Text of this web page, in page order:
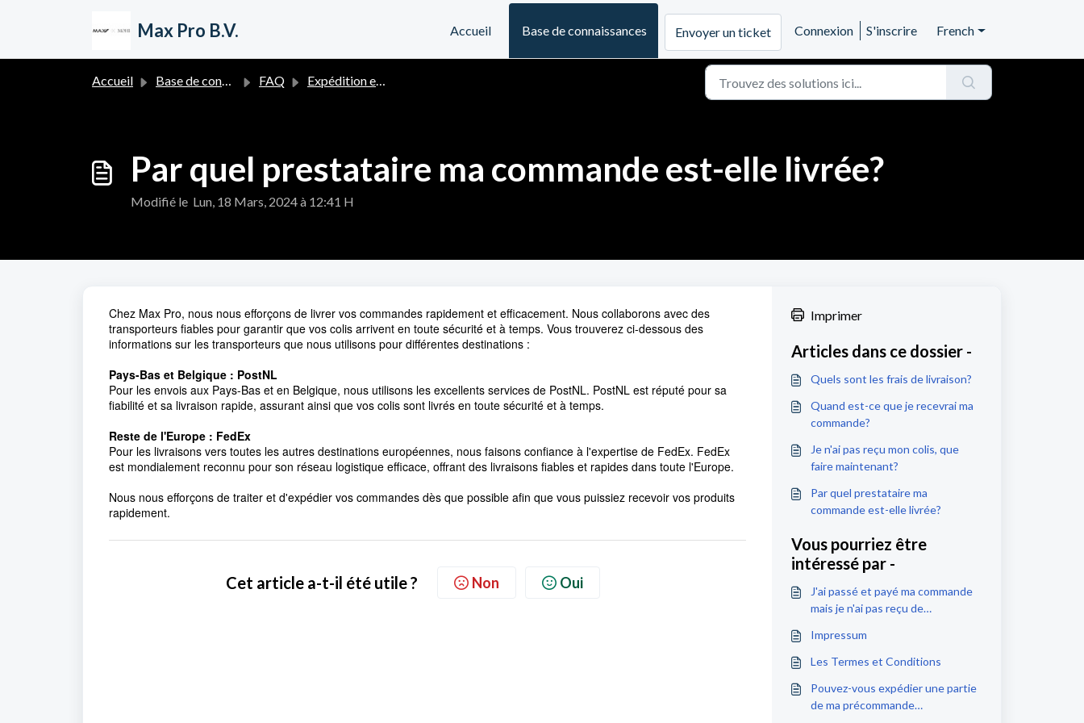
Max Pro B.V. Accueil Base de connaissances Envoyer un ticket Connexion S'inscrire French
Accueil Base de connaissances FAQ Expédition et Livraison
Par quel prestataire ma commande est-elle livrée?
Modifié le Lun, 18 Mars, 2024 à 12:41 H
Chez Max Pro, nous nous efforçons de livrer vos commandes rapidement et efficacement. Nous collaborons avec des
transporteurs fiables pour garantir que vos colis arrivent en toute sécurité et à temps. Vous trouverez ci-dessous des
informations sur les transporteurs que nous utilisons pour différentes destinations :
Pays-Bas et Belgique : PostNL
Pour les envois aux Pays-Bas et en Belgique, nous utilisons les excellents services de PostNL. PostNL est réputé pour sa
fiabilité et sa livraison rapide, assurant ainsi que vos colis sont livrés en toute sécurité et à temps.
Reste de l'Europe : FedEx
Pour les livraisons vers toutes les autres destinations européennes, nous faisons confiance à l'expertise de FedEx. FedEx
est mondialement reconnu pour son réseau logistique efficace, offrant des livraisons fiables et rapides dans toute l'Europe.
Nous nous efforçons de traiter et d'expédier vos commandes dès que possible afin que vous puissiez recevoir vos produits
rapidement.
Cet article a-t-il été utile ? Non Oui
Imprimer
Articles dans ce dossier -
Quels sont les frais de livraison?
Quand est-ce que je recevrai ma
commande?
Je n'ai pas reçu mon colis, que
faire maintenant?
Par quel prestataire ma
commande est-elle livrée?
Vous pourriez être
intéressé par -
J'ai passé et payé ma commande
mais je n'ai pas reçu de
Comment savoir si tout s'est bien
passé ?
Impressum
Les Termes et Conditions
Pouvez-vous expédier une partie
de ma précommande